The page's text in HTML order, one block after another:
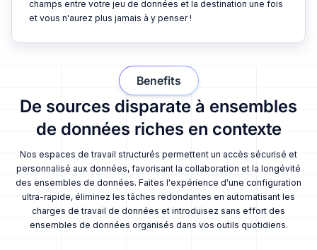
champs entre votre jeu de données et la destination une fois
et vous n'aurez plus jamais à y penser !
De sources disparate à ensembles
de données riches en contexte
Nos espaces de travail structurés permettent un accès sécurisé et
personnalisé aux données, favorisant la collaboration et la longévité
des ensembles de données. Faites l'expérience d'une configuration
ultra-rapide, éliminez les tâches redondantes en automatisant les
charges de travail de données et introduisez sans effort des
ensembles de données organisés dans vos outils quotidiens.
Benefits